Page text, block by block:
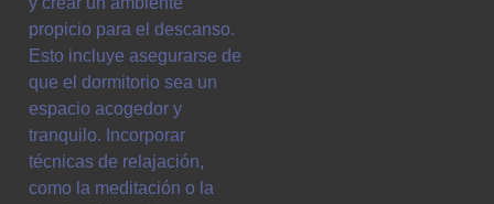
propicio para el descanso.
Esto incluye asegurarse de
que el dormitorio sea un
espacio acogedor y
tranquilo. Incorporar
técnicas de relajación,
como la meditación o la